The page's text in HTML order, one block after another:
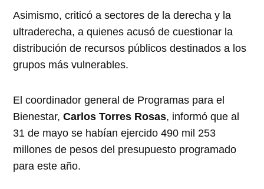
Asimismo, criticó a sectores de la derecha y la
ultraderecha, a quienes acusó de cuestionar la
distribución de recursos públicos destinados a los
grupos más vulnerables.
El coordinador general de Programas para el
Bienestar,Carlos Torres Rosas, informó que al
31 de mayo se habían ejercido 490 mil 253
millones de pesos del presupuesto programado
para este año.